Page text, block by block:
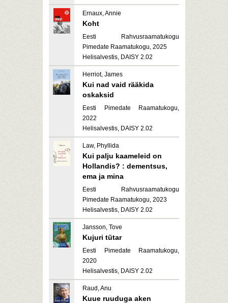
Ernaux, Annie
Koht
Eesti Rahvusraamatukogu
Pimedate Raamatukogu, 2025
Helisalvestis, DAISY 2.02
Herriot, James
Kui nad vaid rääkida
oskaksid
Eesti Pimedate Raamatukogu,
2022
Helisalvestis, DAISY 2.02
Law, Phyllida
Kui palju kaameleid on
Hollandis? : dementsus,
ema ja mina
Eesti Rahvusraamatukogu
Pimedate Raamatukogu, 2023
Helisalvestis, DAISY 2.02
Jansson, Tove
Kujuri tütar
Eesti Pimedate Raamatukogu,
2020
Helisalvestis, DAISY 2.02
Raud, Anu
Kuue ruuduga aken